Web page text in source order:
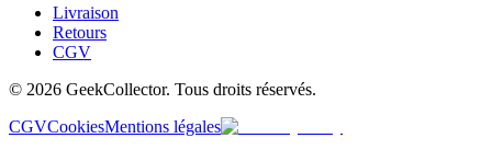
Livraison
Retours
CGV
© 2026 GeekCollector. Tous droits réservés.
CGVCookiesMentions légales